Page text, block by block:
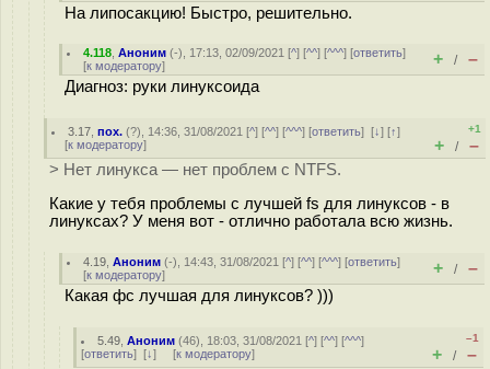
На липосакцию! Быстро, решительно.
4.118 ,Аноним (-), 17:13, 02/09/2021 [^] [^^] [^^^] [ответить]
[к модератору] + / –
Диагноз: руки линуксоида
3.17 ,пох. (?), 14:36, 31/08/2021 [^] [^^] [^^^] [ответить][↓] [↑]
[к модератору]
+1
+ / –
> Нет линукса — нет проблем с NTFS.
Какие у тебя проблемы с лучшей fs для линуксов - в
линуксах? У меня вот - отлично работала всю жизнь.
4.19 ,Аноним (-), 14:43, 31/08/2021 [^] [^^] [^^^] [ответить]
[к модератору] + / –
Какая фс лучшая для линуксов? )))
5.49 ,Аноним (46), 18:03, 31/08/2021 [^] [^^] [^^^]
[ответить] [↓] [к модератору]
–1
+ / –